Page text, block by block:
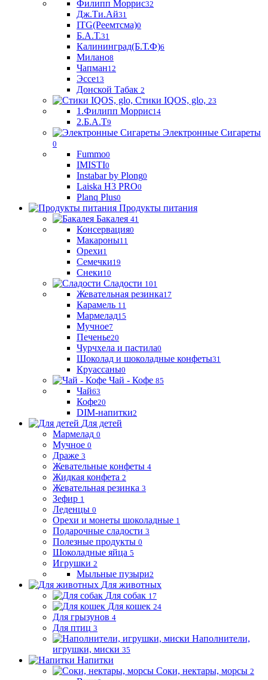
Филипп Моррис32
Дж.Ти.Ай31
ITG(Реемтсма)0
Б.А.Т.31
Калининград(Б.Т.Ф)6
Милано8
Чапман12
Эссе13
Донской Табак 2
Стики IQOS, glo, 23
1.Филипп Моррис14
2.Б.А.Т9
Электронные Сигареты
0
Fummo0
IMISTI0
Instabar by Plong0
Laiska H3 PRO0
Planq Plus0
Продукты питания
Бакалея 41
Консервация0
Макароны11
Орехи1
Семечки19
Снеки10
Сладости 101
Жевательная резинка17
Карамель 11
Мармелад15
Мучное7
Печенье20
Чурчхела и пастила0
Шоколад и шоколадные конфеты31
Круассаны0
Чай - Кофе 85
Чай63
Кофе20
DIM-напитки2
Для детей
Мармелад 0
Мучное 0
Драже 3
Жевательные конфеты 4
Жидкая конфета 2
Жевательная резинка 3
Зефир 1
Леденцы 0
Орехи и монеты шоколадные 1
Подарочные сладости 3
Полезные продукты 0
Шоколадные яйца 5
Игрушки 2
Мыльные пузыри2
Для животных
Для собак 17
Для кошек 24
Для грызунов 4
Для птиц 3
Наполнители,
игрушки, миски 35
Напитки
Соки, нектары, морсы 2